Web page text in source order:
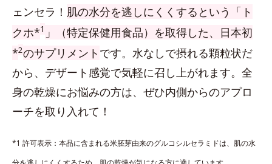
ェンセラ！ 肌の水分を逃しにくくするという「ト
クホ*1 」（特定保健用食品）を取得した、日本初
*2のサプリメント です。水なしで摂れる顆粒状だ
から、デザート感覚で気軽に召し上がれます。全
身の乾燥にお悩みの方は、ぜひ内側からのアプロ
ーチを取り入れて！
*1 許可表示：本品に含まれる米胚芽由来のグルコシルセラミドは、肌の水